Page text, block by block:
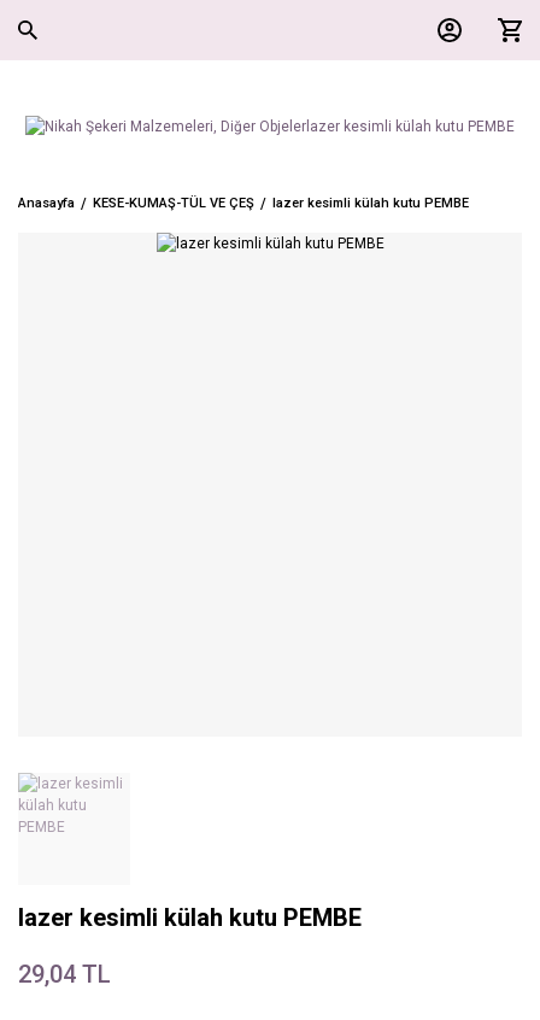
Anasayfa KESE-KUMAŞ-TÜL VE ÇEŞ lazer kesimli külah kutu PEMBE
lazer kesimli külah kutu PEMBE
29,04 TL